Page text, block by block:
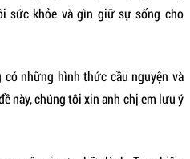
sức khỏe và gìn giữ sự sống cho
những hình thức cầu nguyện và
này, chúng tôi xin anh chị em lưu ý